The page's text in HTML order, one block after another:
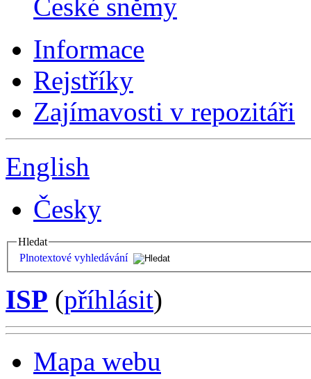
České sněmy
Informace
Rejstříky
Zajímavosti v repozitáři
English
Česky
Hledat
Plnotextové vyhledávání
ISP (příhlásit)
Mapa webu